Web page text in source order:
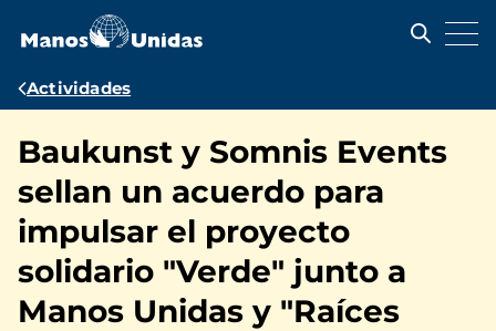
contenido
Ruta
navegación
Actividades
Baukunst y Somnis Events
sellan un acuerdo para
impulsar el proyecto
solidario "Verde" junto a
Manos Unidas y "Raíces